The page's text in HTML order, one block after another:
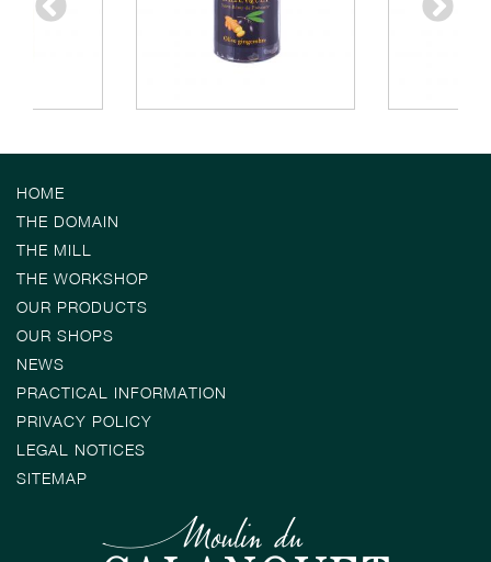
HOME
THE DOMAIN
THE MILL
THE WORKSHOP
OUR PRODUCTS
OUR SHOPS
NEWS
PRACTICAL INFORMATION
PRIVACY POLICY
LEGAL NOTICES
SITEMAP